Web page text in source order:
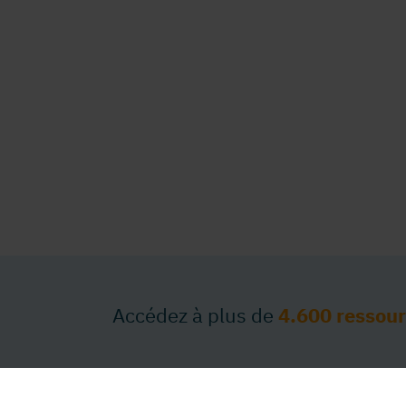
Accédez à plus de 4.600